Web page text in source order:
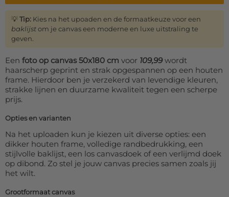
💡Tip: Kies na het upoaden en de formaatkeuze voor een
baklijstom je canvas een moderne en luxe uitstraling te
geven.
Een foto op canvas 50x180 cm voor 109,99wordt
haarscherp geprint en strak opgespannen op een houten
frame. Hierdoor ben je verzekerd van levendige kleuren,
strakke lijnen en duurzame kwaliteit tegen een scherpe
prijs.
Opties en varianten
Na het uploaden kun je kiezen uit diverse opties: een
dikker houten frame, volledige randbedrukking, een
stijlvolle baklijst, een los canvasdoek of een verlijmd doek
op dibond. Zo stel je jouw canvas precies samen zoals jij
het wilt.
Grootformaat canvas